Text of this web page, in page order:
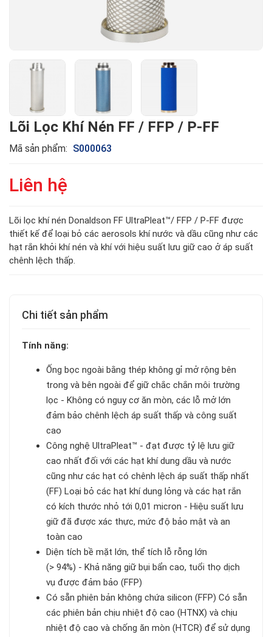
Lõi Lọc Khí Nén FF / FFP / P-FF
Mã sản phẩm: S000063
Liên hệ
Lõi lọc khí nén Donaldson FF UltraPleat™/ FFP / P-FF được
thiết kế để loại bỏ các aerosols khí nước và dầu cũng như các
hạt rắn khỏi khí nén và khí với hiệu suất lưu giữ cao ở áp suất
chênh lệch thấp.
Chi tiết sản phẩm
Tính năng:
Ống bọc ngoài bằng thép không gỉ mở rộng bên
trong và bên ngoài để giữ chắc chắn môi trường
lọc - Không có nguy cơ ăn mòn, các lỗ mở lớn
đảm bảo chênh lệch áp suất thấp và công suất
cao
Công nghệ UltraPleat™ - đạt được tỷ lệ lưu giữ
cao nhất đối với các hạt khí dung dầu và nước
cũng như các hạt có chênh lệch áp suất thấp nhất
(FF) Loại bỏ các hạt khí dung lỏng và các hạt rắn
có kích thước nhỏ tới 0,01 micron - Hiệu suất lưu
giữ đã được xác thực, mức độ bảo mật và an
toàn cao
Diện tích bề mặt lớn, thể tích lỗ rỗng lớn
(> 94%) - Khả năng giữ bụi bẩn cao, tuổi thọ dịch
vụ được đảm bảo (FFP)
Có sẵn phiên bản không chứa silicon (FFP) Có sẵn
các phiên bản chịu nhiệt độ cao (HTNX) và chịu
nhiệt độ cao và chống ăn mòn (HTCR) để sử dụng